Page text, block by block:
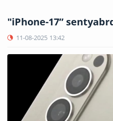
"iPhone-17”
11-08-2025 13:42